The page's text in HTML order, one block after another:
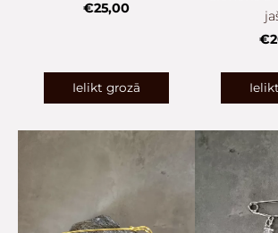
€25,00
Ielikt grozā